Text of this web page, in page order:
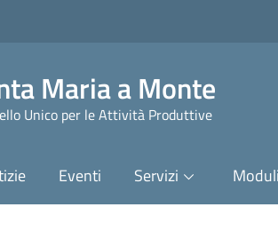
Maria a Monte
Unico per le Attività Produttive
Eventi Servizi